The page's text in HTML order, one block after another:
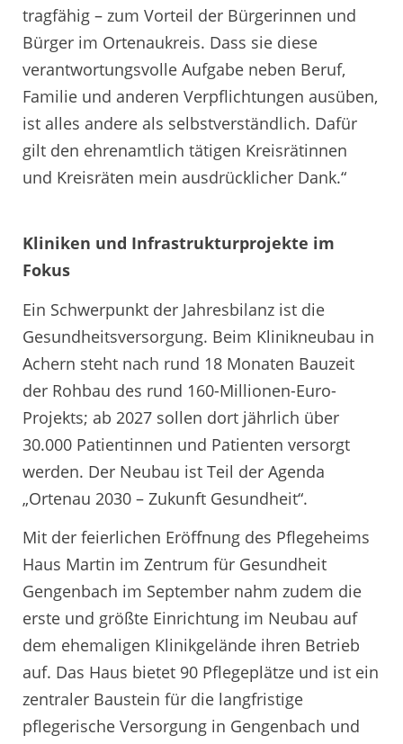
tragfähig – zum Vorteil der Bürgerinnen und
Bürger im Ortenaukreis. Dass sie diese
verantwortungsvolle Aufgabe neben Beruf,
Familie und anderen Verpflichtungen ausüben,
ist alles andere als selbstverständlich. Dafür
gilt den ehrenamtlich tätigen Kreisrätinnen
und Kreisräten mein ausdrücklicher Dank.“
Kliniken und Infrastrukturprojekte im
Fokus
Ein Schwerpunkt der Jahresbilanz ist die
Gesundheitsversorgung. Beim Klinikneubau in
Achern steht nach rund 18 Monaten Bauzeit
der Rohbau des rund 160-Millionen-Euro-
Projekts; ab 2027 sollen dort jährlich über
30.000 Patientinnen und Patienten versorgt
werden. Der Neubau ist Teil der Agenda
„Ortenau 2030 – Zukunft Gesundheit“.
Mit der feierlichen Eröffnung des Pflegeheims
Haus Martin im Zentrum für Gesundheit
Gengenbach im September nahm zudem die
erste und größte Einrichtung im Neubau auf
dem ehemaligen Klinikgelände ihren Betrieb
auf. Das Haus bietet 90 Pflegeplätze und ist ein
zentraler Baustein für die langfristige
pflegerische Versorgung in Gengenbach und